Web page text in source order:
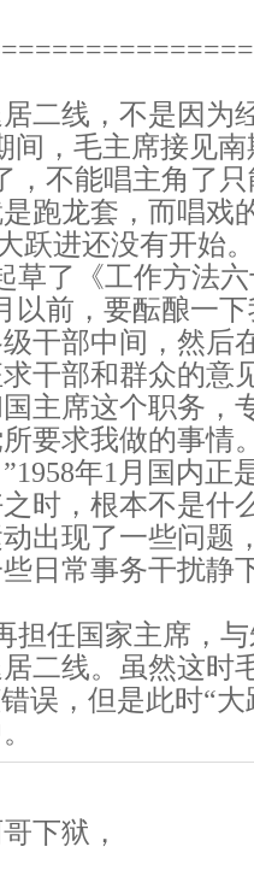
二线，不是因为
间，毛主席接见
，不能唱主角了
跑龙套，而唱戏
跃进还没有开始。
草了《工作方法
以前，要酝酿一
干部中间，然后
干部和群众的意
主席这个职务，
所要求我做的事
年1月国内正
时，根本不是什
出现了一些问题
日常事务干扰静
担任国家主席，
二线。虽然这时
误，但是此时“
下狱，